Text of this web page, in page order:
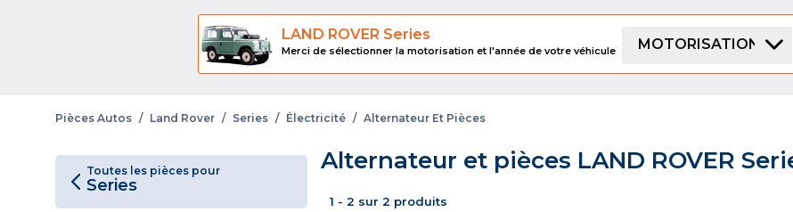
LAND ROVER Series
Merci de sélectionner la motorisation et l'année de votre véhicule MOTORISATION
Pièces Autos / Land Rover / Series / Électricité / Alternateur Et Pièces
Toutes les pièces pour
Series
Alternateur et pièces LAND ROVER
1 - 2 sur 2 produits